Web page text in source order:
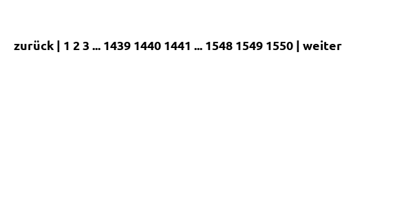
zurück | 1 23 ... 1439 1440 1441 ... 1548 1549 1550 | weiter